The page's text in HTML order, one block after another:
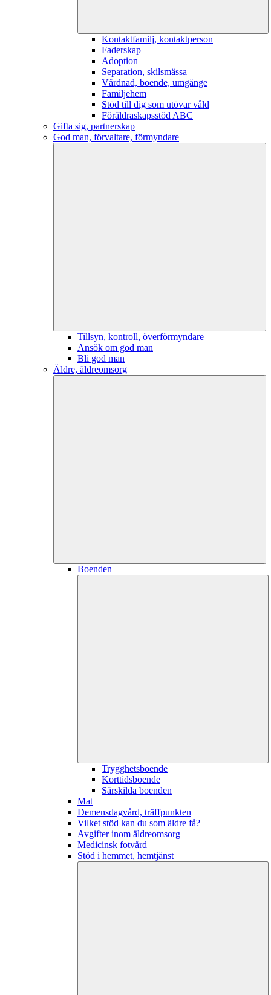
Kontaktfamilj, kontaktperson
Faderskap
Adoption
Separation, skilsmässa
Vårdnad, boende, umgänge
Familjehem
Stöd till dig som utövar våld
Föräldraskapsstöd ABC
Gifta sig, partnerskap
God man, förvaltare, förmyndare
Tillsyn, kontroll, överförmyndare
Ansök om god man
Bli god man
Äldre, äldreomsorg
Boenden
Trygghetsboende
Korttidsboende
Särskilda boenden
Mat
Demensdagvård, träffpunkten
Vilket stöd kan du som äldre få?
Avgifter inom äldreomsorg
Medicinsk fotvård
Stöd i hemmet, hemtjänst